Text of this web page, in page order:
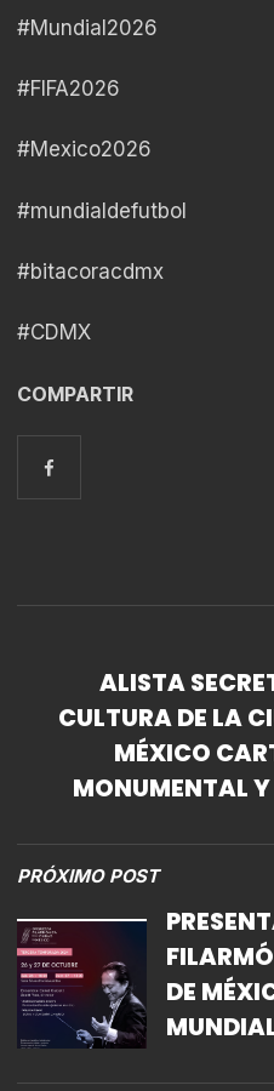
#Mundial2026
#FIFA2026
#Mexico2026
#mundialdefutbol
#bitacoracdmx
#CDMX
COMPARTIR
ALISTA
CULTURA DE LA
MÉXICO
MONUMENTAL Y
DESFILE DE DÍA DE
PRÓXIMO POST
DE